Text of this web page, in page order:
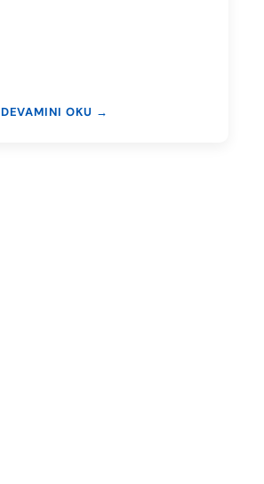
DEVAMINI OKU →